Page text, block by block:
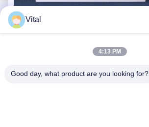
Ottenga il migliore prezzo
Vital
4:13 PM
Good day, what product are you looking for?